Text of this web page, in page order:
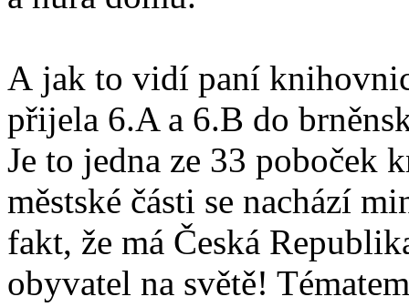
A jak to vidí paní
přijela 6.A a 6.B do
Je to jedna ze 33 poboček
městské části se nachází
fakt, že má Česká
obyvatel na světě!